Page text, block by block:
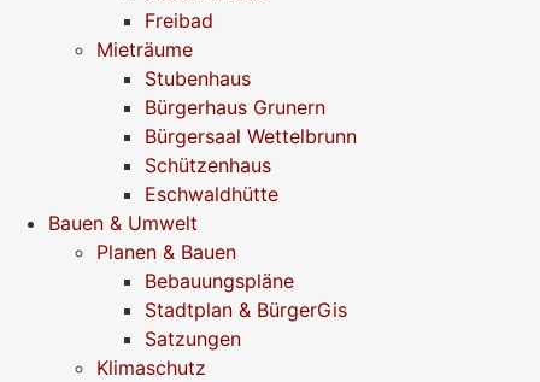
Freibad
Mieträume
Stubenhaus
Bürgerhaus Grunern
Bürgersaal Wettelbrunn
Schützenhaus
Eschwaldhütte
Bauen & Umwelt
Planen & Bauen
Bebauungspläne
Stadtplan & BürgerGis
Satzungen
Klimaschutz